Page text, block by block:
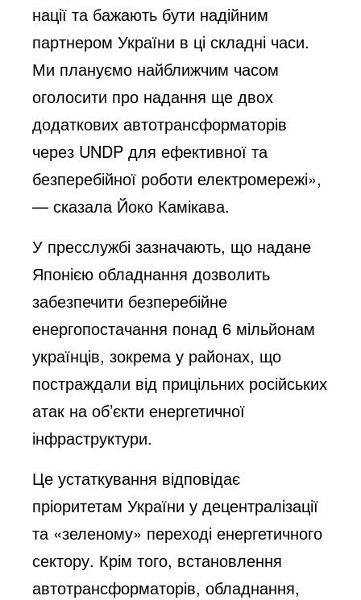
нації та бажають бути надійним
партнером України в ці складні часи.
Ми плануємо найближчим часом
оголосити про надання ще двох
додаткових автотрансформаторів
через UNDP для ефективної та
безперебійної роботи електромережі»,
— сказала Йоко Камікава.
У пресслужбі зазначають, що надане
Японією обладнання дозволить
забезпечити безперебійне
енергопостачання понад 6 мільйонам
українців, зокрема у районах, що
постраждали від прицільних російських
атак на об’єкти енергетичної
інфраструктури.
Це устаткування відповідає
пріоритетам України у децентралізації
та «зеленому» переході енергетичного
сектору. Крім того, встановлення
автотрансформаторів, обладнання,